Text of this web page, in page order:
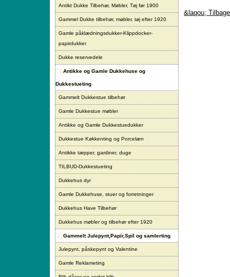
Antikt Dukke Tilbehør, Møbler, Tøj før 1900
Gammel Dukke tilbehør, møbler, tøj efter 1920
Gamle påklædningsdukker-Klippdocker-
papirdukker
Dukke reservedele
Antikke og Gamle Dukkehuse og
Dukkestueting
Gammelt Dukkestue tilbehør
Gamle Dukkestue møbler
Antikke og Gamle Dukkestuedukker
Dukkestue Køkkenting og Porcelæn
Antikke tæpper, gardiner, duge
TILBUD-Dukkestueting
Dukkehus dyr
Gamle Dukkehuse, stuer og forretninger
Dukkehus Have Tilbehør
Dukkehus møbler og tilbehør efter 1920
Gammelt Julepynt,Papir,Spil og samlerting
Julepynt, påskepynt og Valentine
Gamle Reklameting
&laqou; Tilbage